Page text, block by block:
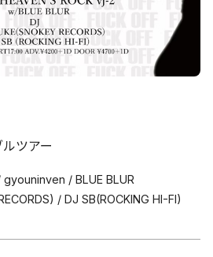
ツアー
gyouninven / BLUE BLUR
/ DJ SB(ROCKING HI-FI)